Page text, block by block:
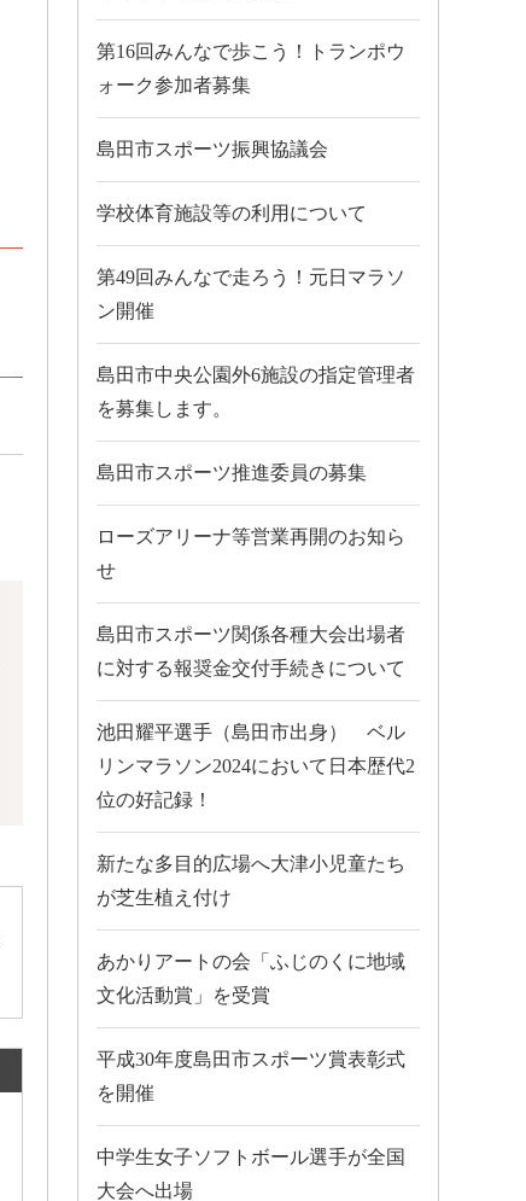
第16回みんなで歩こう！トランポウ
ォーク参加者募集
島田市スポーツ振興協議会
学校体育施設等の利用について
第49回みんなで走ろう！元日マラソ
ン開催
島田市中央公園外6施設の指定管理者
を募集します。
島田市スポーツ推進委員の募集
ローズアリーナ等営業再開のお知ら
せ
島田市スポーツ関係各種大会出場者
に対する報奨金交付手続きについて
池田耀平選手（島田市出身） ベル
リンマラソン2024において日本歴代2
位の好記録！
新たな多目的広場へ大津小児童たち
が芝生植え付け
あかりアートの会「ふじのくに地域
文化活動賞」を受賞
平成30年度島田市スポーツ賞表彰式
を開催
中学生女子ソフトボール選手が全国
大会へ出場